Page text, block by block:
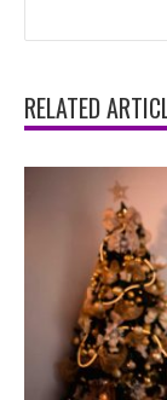
RELATED